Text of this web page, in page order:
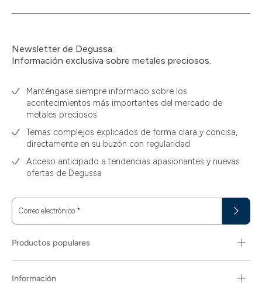
Newsletter de Degussa:
Información exclusiva sobre metales preciosos.
Manténgase siempre informado sobre los
acontecimientos más importantes del mercado de
metales preciosos
Temas complejos explicados de forma clara y concisa,
directamente en su buzón con regularidad
Acceso anticipado a tendencias apasionantes y nuevas
ofertas de Degussa
Correo electrónico *
Productos populares
Información